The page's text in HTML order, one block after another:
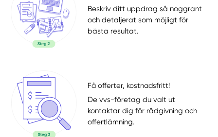
Beskriv ditt uppdrag så noggrant
och detaljerat som möjligt för
bästa resultat.
Få offerter, kostnadsfritt!
De vvs-företag du valt ut
kontaktar dig för rådgivning och
offertlämning.